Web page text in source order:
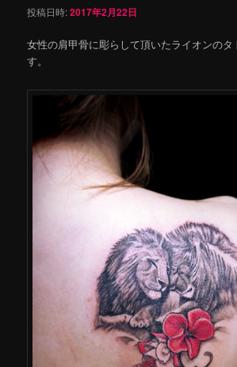
投稿日時:2017年2月22日
女性の肩甲骨に彫らして頂いたライオンの
す。